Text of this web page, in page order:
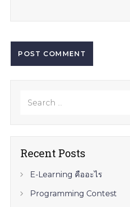
Recent Posts
E-Learning คืออะไร
Programming Contest